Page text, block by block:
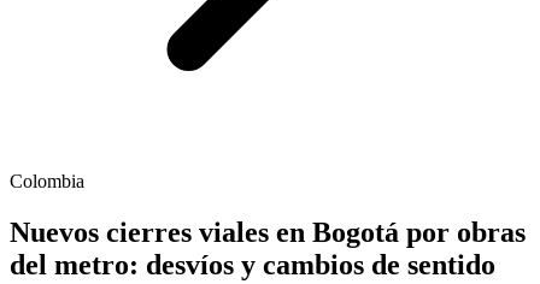
Colombia
Nuevos cierres viales en Bogotá por obras
del metro: desvíos y cambios de sentido